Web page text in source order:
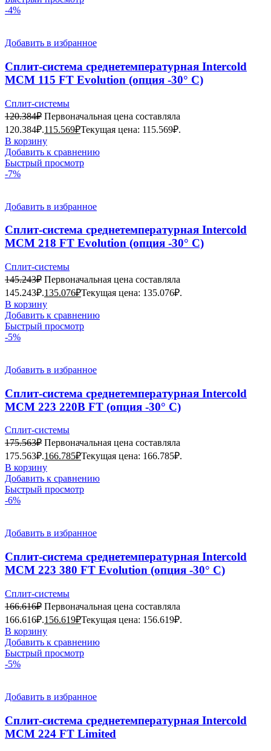
-4%
Добавить в избранное
Сплит-система среднетемпературная Intercold
МСМ 115 FT Evolution (опция -30° С)
Сплит-системы
120.384₽ Первоначальная цена составляла
120.384₽.115.569₽Текущая цена: 115.569₽.
В корзину
Добавить к сравнению
Быстрый просмотр
-7%
Добавить в избранное
Сплит-система среднетемпературная Intercold
МСМ 218 FT Evolution (опция -30° С)
Сплит-системы
145.243₽ Первоначальная цена составляла
145.243₽.135.076₽Текущая цена: 135.076₽.
В корзину
Добавить к сравнению
Быстрый просмотр
-5%
Добавить в избранное
Сплит-система среднетемпературная Intercold
МСМ 223 220В FT (опция -30° С)
Сплит-системы
175.563₽ Первоначальная цена составляла
175.563₽.166.785₽Текущая цена: 166.785₽.
В корзину
Добавить к сравнению
Быстрый просмотр
-6%
Добавить в избранное
Сплит-система среднетемпературная Intercold
МСМ 223 380 FT Evolution (опция -30° С)
Сплит-системы
166.616₽ Первоначальная цена составляла
166.616₽.156.619₽Текущая цена: 156.619₽.
В корзину
Добавить к сравнению
Быстрый просмотр
-5%
Добавить в избранное
Сплит-система среднетемпературная Intercold
МСМ 224 FT Limited